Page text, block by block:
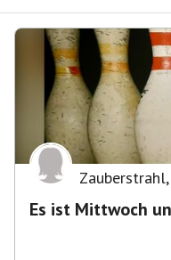
Zauberstrahl,
Es ist Mittwoch